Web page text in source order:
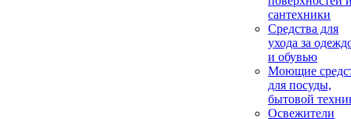
сантехники
Средства для
ухода за
и обувью
Моющие
для посуды,
бытовой
Освежители